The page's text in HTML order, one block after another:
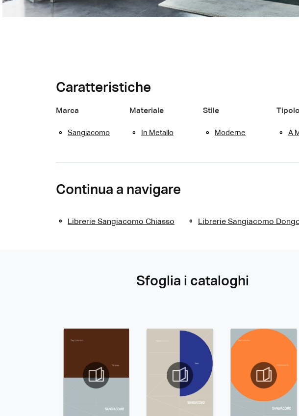
Caratteristiche
Marca
Sangiacomo
Materiale
In Metallo
Stile
Moderne A
Continua a navigare
Librerie Sangiacomo Chiasso Librerie Sangiacomo
Sfoglia i cataloghi